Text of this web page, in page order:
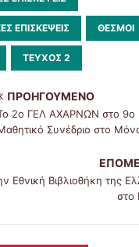
ΕΠΙΣΚΈΨΕΙΣ ΘΕΣΜΟΊ
ΤΕΎΧΟΣ 2
ΠΡΟΗΓΟΎΜΕΝΟ
2ο ΓΕΛ ΑΧΑΡΝΩΝ στο 9ο
Συνέδριο στο
Εθνική Βιβλιοθήκη της
στο